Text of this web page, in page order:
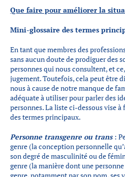
Que faire pour améliorer la
Mini-glossaire des termes
En tant que membres des
sans aucun doute de prodiguer des
personnes qui nous consultent, et
jugement. Toutefois, cela peut être
nous à cause de notre manque de
adéquate à utiliser pour parler des
personnes. La liste ci-dessous vise
des termes principaux.
Personne transgenre ou trans:
genre (la conception personnelle
son degré de masculinité ou de
genre (la manière dont une